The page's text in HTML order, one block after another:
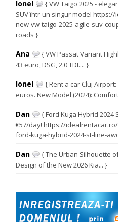
Ionel
{ VW Taigo 2025 -
SUV într-un singur model
new-vw-taigo-2025-agile-suv-
roads }
Ana
{ VW Passat Variant
43 euro, DSG, 2.0 TDI.... }
Ionel
{ Rent a car Cluj
euros. New Model (2024):
Dan
{ Ford Kuga Hybrid 2024
€57/day! https://
ford-kuga-hybrid-2024-st-line-
Dan
{ The Urban Silhouette
Design of the New 2026 Kia... }